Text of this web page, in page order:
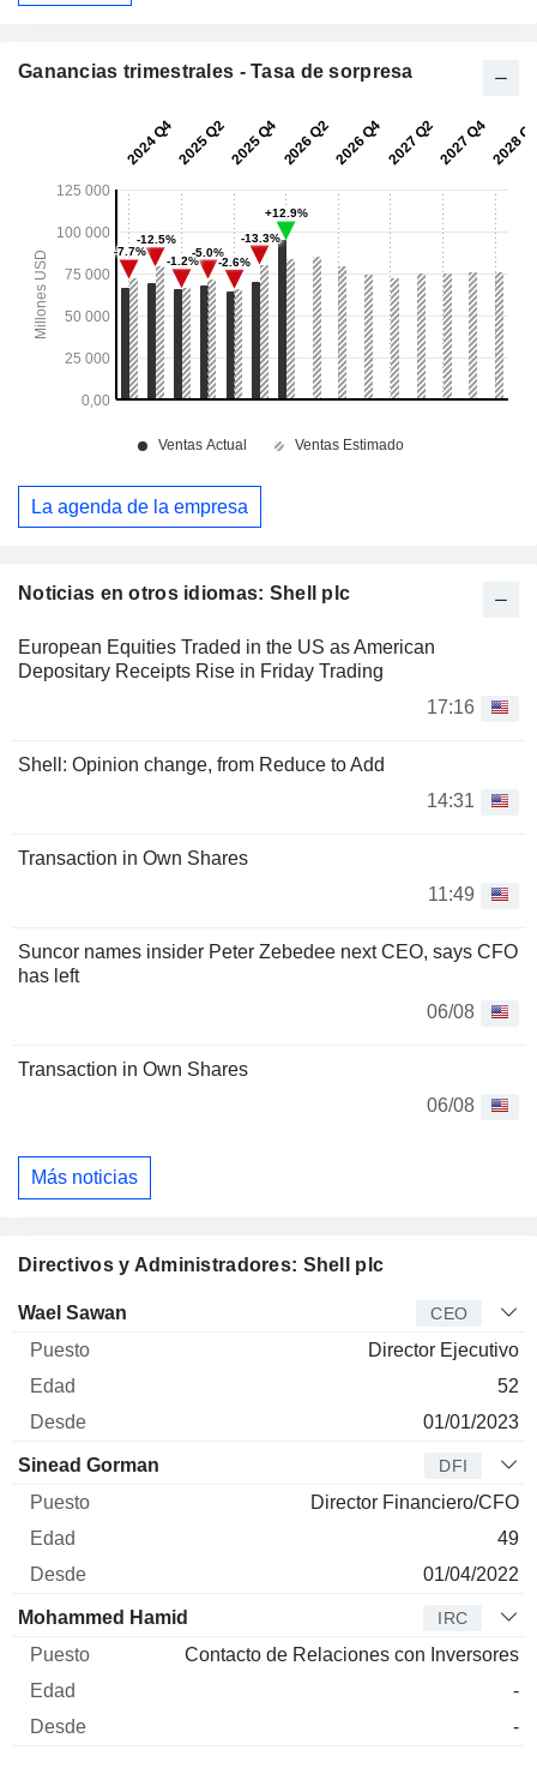
Noticias en otros idiomas: Shell plc
European Equities Traded in the US as American
Depositary Receipts Rise in Friday Trading
17:16
Shell: Opinion change, from Reduce to Add
14:31
Transaction in Own Shares
11:49
Suncor names insider Peter Zebedee next CEO, says CFO
has left
06/08
Transaction in Own Shares
06/08
Más noticias
Directivos y Administradores: Shell plc
Director Puesto
Wael Sawan CEO
Director Ejecutivo
52
01/01/2023
Sinead Gorman DFI
Director Financiero/CFO
49
01/04/2022
Mohammed Hamid IRC
Contacto de Relaciones con Inversores
-
-
Ganancias trimestrales - Tasa de sorpresa
La agenda de la empresa